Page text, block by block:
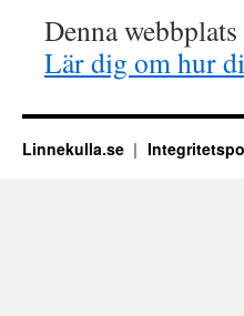
Denna
Lär dig om hur
Linnekulla.se